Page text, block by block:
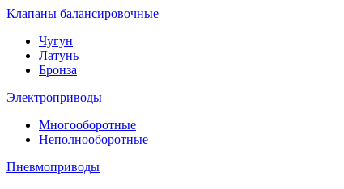
Клапаны балансировочные
Чугун
Латунь
Бронза
Электроприводы
Многооборотные
Неполнооборотные
Пневмоприводы